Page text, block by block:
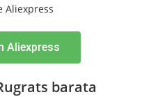
Aliexpress
barata